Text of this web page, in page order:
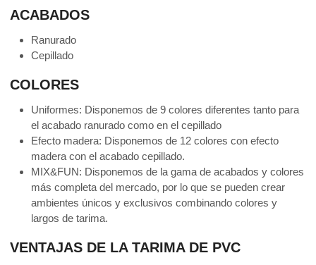
ACABADOS
Ranurado
Cepillado
COLORES
Uniformes: Disponemos de 9 colores diferentes tanto para
el acabado ranurado como en el cepillado
Efecto madera: Disponemos de 12 colores con efecto
madera con el acabado cepillado.
MIX&FUN: Disponemos de la gama de acabados y colores
más completa del mercado, por lo que se pueden crear
ambientes únicos y exclusivos combinando colores y
largos de tarima.
VENTAJAS DE LA TARIMA DE PVC